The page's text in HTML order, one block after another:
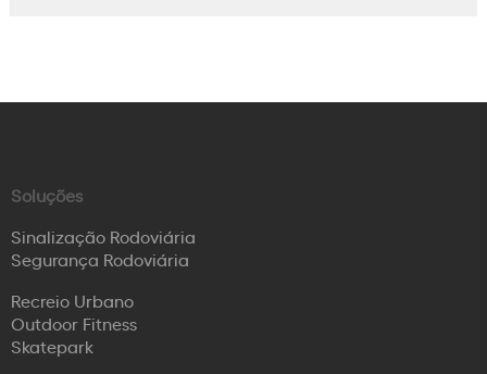
Soluções
Sinalização Rodoviária
Segurança Rodoviária
Recreio Urbano
Outdoor Fitness
Skatepark